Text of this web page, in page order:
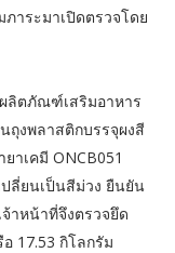
าระมาเปิดตรวจโดย
ลิตภัณฑ์เสริมอาหาร
ถุงพลาสติกบรรจุผงสี
าเคมี ONCB051
ปลี่ยนเป็นสีม่วง ยืนยัน
าหน้าที่จึงตรวจยึด
17.53 กิโลกรัม